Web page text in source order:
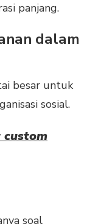
panjang.
dalam
besar untuk
sosial.
custom
soal